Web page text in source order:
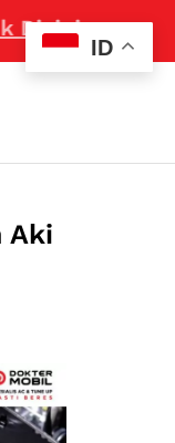
Aki
ID